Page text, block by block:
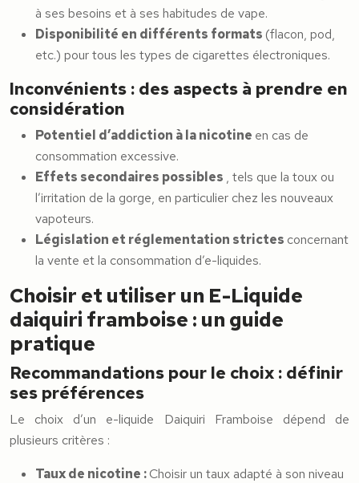
à ses besoins et à ses habitudes de vape.
Disponibilité en différents formats (flacon, pod,
etc.) pour tous les types de cigarettes électroniques.
Inconvénients : des aspects à prendre en
considération
Potentiel d’addiction à la nicotine en cas de
consommation excessive.
Effets secondaires possibles , tels que la toux ou
l’irritation de la gorge, en particulier chez les nouveaux
vapoteurs.
Législation et réglementation strictes concernant
la vente et la consommation d’e-liquides.
Choisir et utiliser un E-Liquide
daiquiri framboise : un guide
pratique
Recommandations pour le choix : définir
ses préférences
Le choix d’un e-liquide Daiquiri Framboise dépend de
plusieurs critères :
Taux de nicotine :Choisir un taux adapté à son niveau